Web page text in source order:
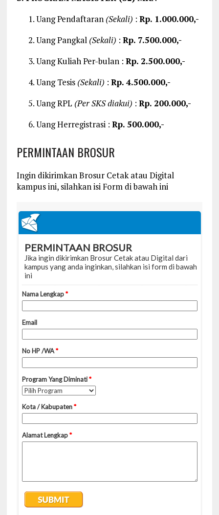
Uang Pendaftaran (Sekali) : Rp. 1.000.000,-
Uang Pangkal (Sekali) : Rp. 7.500.000,-
Uang Kuliah Per-bulan : Rp. 2.500.000,-
Uang Tesis (Sekali) : Rp. 4.500.000,-
Uang RPL (Per SKS diakui) : Rp. 200.000,-
Uang Herregistrasi : Rp. 500.000,-
PERMINTAAN BROSUR
Ingin dikirimkan Brosur Cetak atau Digital
kampus ini, silahkan isi Form di bawah ini